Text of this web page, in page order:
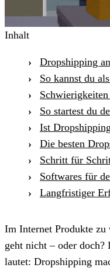
Inhalt
Dropshipping
So kannst du
So startest du
Ist
Die besten
Schritt für
Softwares für
Langfristiger
Im Internet Produkte zu
geht nicht – oder
lautet: Dropshipping